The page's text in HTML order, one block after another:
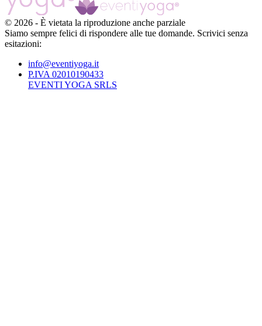
© 2026 - È vietata la riproduzione anche parziale
Siamo sempre felici di rispondere alle tue domande. Scrivici senza
esitazioni:
info@eventiyoga.it
P.IVA 02010190433
EVENTI YOGA SRLS